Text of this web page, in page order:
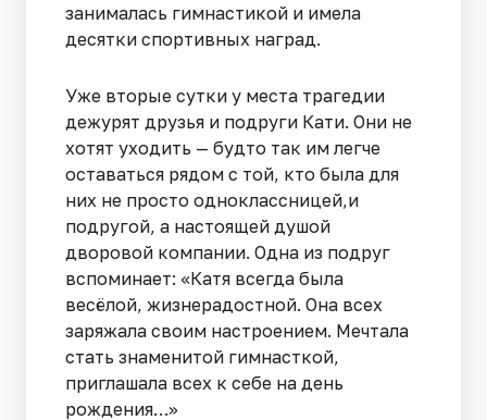
занималась гимнастикой и имела
десятки спортивных наград.
Уже вторые сутки у места трагедии
дежурят друзья и подруги Кати. Они не
хотят уходить — будто так им легче
оставаться рядом с той, кто была для
них не просто одноклассницей,и
подругой, а настоящей душой
дворовой компании. Одна из подруг
вспоминает: «Катя всегда была
весёлой, жизнерадостной. Она всех
заряжала своим настроением. Мечтала
стать знаменитой гимнасткой,
приглашала всех к себе на день
рождения…»